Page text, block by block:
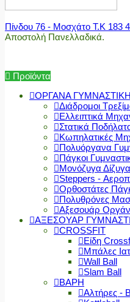
Πίνδου 76 - Μοσχάτο Τ.Κ 183
Αποστολή Πανελλαδικά.
Προϊόντα
ΟΡΓΑΝΑ
Διάδρομοι
Ελλειπτικά
Στατικά
Κωπηλατικές
Πολυόργανα
Πάγκοι
Μονόζυγα Δίζυγα
Steppers -
Ορθοστάτες
Πολυθρόνες
Αξεσουάρ
ΑΞΕΣΟΥΑΡ
CROSSFIT
Είδη
Μπάλες
Wall Ball
Slam Ball
ΒΑΡΗ
Αλτήρες -